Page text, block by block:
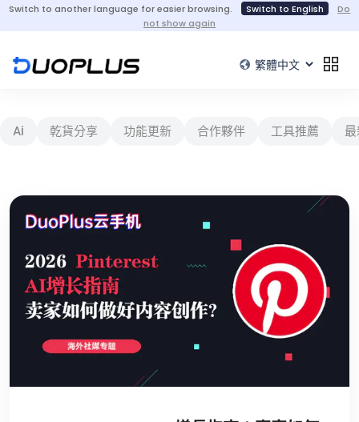
Switch to another language for easier browsing. Switch to English
Do
not show again
Ai 乾貨分享 功能更新 合作夥伴 工具推薦